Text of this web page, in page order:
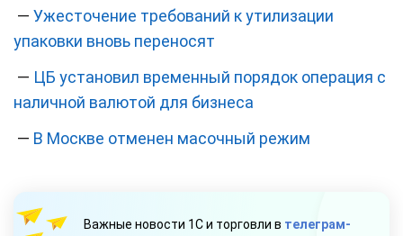
— Ужесточение требований к утилизации
упаковки вновь переносят
— ЦБ установил временный порядок операция с
наличной валютой для бизнеса
— В Москве отменен масочный режим
Важные новости 1С и торговли в телеграм-